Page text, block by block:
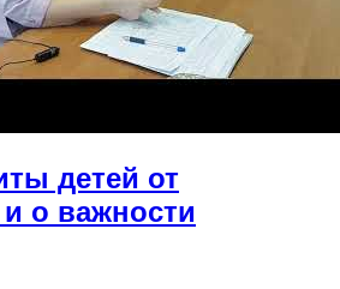
детей от
о важности